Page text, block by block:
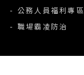
- 公務人員福利專區
- 職場霸凌防治